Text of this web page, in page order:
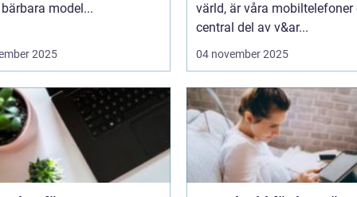
model...
2025
värld, är våra mobiltelefoner
central del av v&ar...
04 november 2025